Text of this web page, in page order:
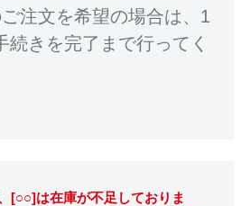
注文を希望の場合は、1
続きを完了まで行ってく
[○○]は在庫が不足しておりま